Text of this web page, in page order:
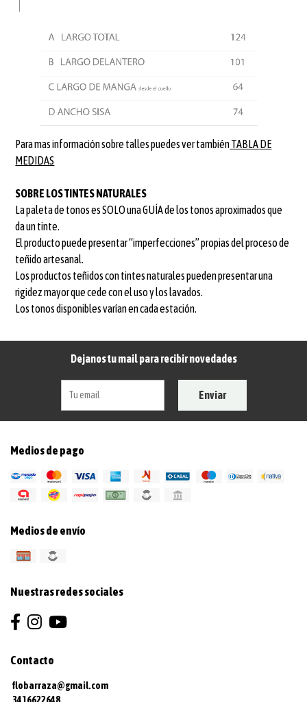
Para mas información sobre talles puedes ver tambiénTABLA DE
MEDIDAS
SOBRE LOS TINTES NATURALES
La paleta de tonos es SOLO una GUÍA de los tonos aproximados que
da un tinte.
El producto puede presentar “imperfecciones” propias del proceso de
teñido artesanal.
Los productos teñidos con tintes naturales pueden presentar una
rigidez mayor que cede con el uso y los lavados.
Los tonos disponibles varían en cada estación.
Dejanos tu mail para recibir novedades
Enviar
Medios de pago
Medios de envío
Nuestras redes sociales
Contacto
flobarraza@gmail.com
3416622648